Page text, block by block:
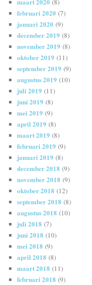
(8)
februari 2020 (7)
januari 2020 (9)
december 2019 (8)
november 2019 (8)
oktober 2019 (11)
september 2019 (9)
augustus 2019 (10)
juli 2019 (11)
juni 2019 (8)
mei 2019 (9)
april 2019 (8)
maart 2019 (8)
februari 2019 (9)
januari 2019 (8)
december 2018 (9)
november 2018 (9)
oktober 2018 (12)
september 2018 (8)
augustus 2018 (10)
juli 2018 (7)
juni 2018 (10)
mei 2018 (9)
april 2018 (8)
maart 2018 (11)
februari 2018 (9)